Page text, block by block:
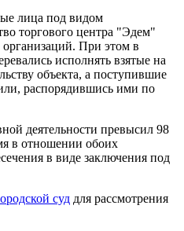
лица под видом
торгового центра "Эдем"
При этом в
исполнять взятые на
объекта, а поступившие
распорядившись ими по
деятельности превысил 98
в отношении обоих
в виде заключения под
суд для рассмотрения